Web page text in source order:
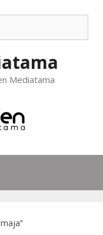
Mediatama